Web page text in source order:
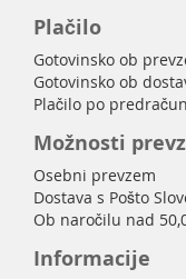
Plačilo
Gotovinsko ob
Gotovinsko ob
Plačilo po
Možnosti
Osebni prevzem
Dostava s Pošto
Ob naročilu nad
Informacije